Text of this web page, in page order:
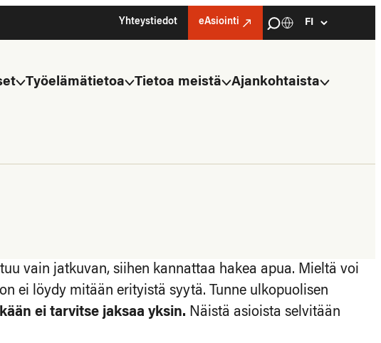
Yhteystiedot eAsiointi
Haku
Kielivalinta
Select
Työelämätietoa Tietoa meistä Ajankohtaista
vain jatkuvan, siihen kannattaa hakea apua. Mieltä voi
ei löydy mitään erityistä syytä. Tunne ulkopuolisen
ei tarvitse jaksaa yksin. Näistä asioista selvitään